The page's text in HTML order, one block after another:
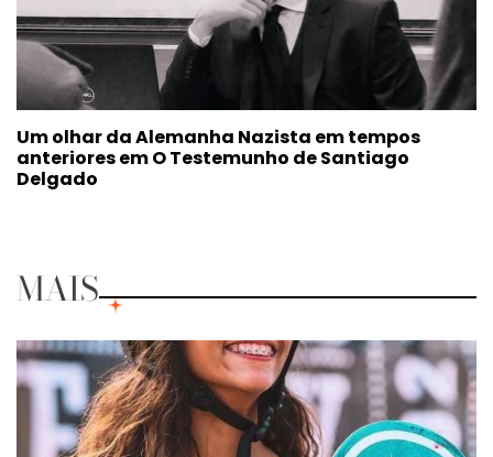
Um olhar da Alemanha Nazista em tempos
anteriores em O Testemunho de Santiago
Delgado
MAIS